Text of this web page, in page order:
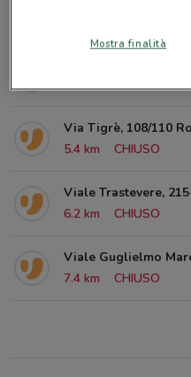
Piazza dei
5.2 km
Via Tigrè, 108/110
5.4 km
CHIUSO
Viale Trastevere,
6.2 km
CHIUSO
Viale Guglielmo
7.4 km
CHIUSO
Mostra finalità